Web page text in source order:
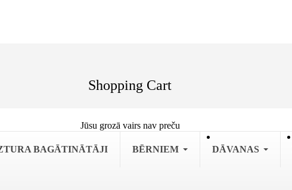
Shopping Cart
Jūsu grozā vairs nav preču
BAGĀTINĀTĀJI BĒRNIEM DĀVANAS